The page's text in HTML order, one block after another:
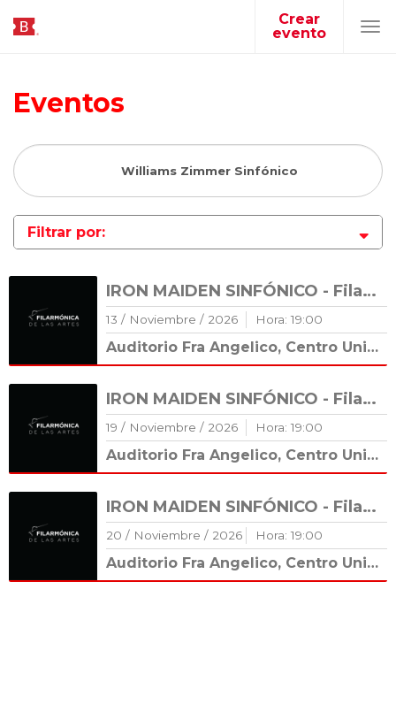
Crear
evento
Eventos
Filtrar por:
IRON MAIDEN SINFÓNICO - Filarmónica de las Artes
13 / Noviembre / 2026 Hora: 19:00
Auditorio Fra Angelico, Centro Universitario Cultural (CUC)
IRON MAIDEN SINFÓNICO - Filarmónica de las Artes
19 / Noviembre / 2026 Hora: 19:00
Auditorio Fra Angelico, Centro Universitario Cultural (CUC)
IRON MAIDEN SINFÓNICO - Filarmónica de las Artes
20 / Noviembre / 2026 Hora: 19:00
Auditorio Fra Angelico, Centro Universitario Cultural (CUC)